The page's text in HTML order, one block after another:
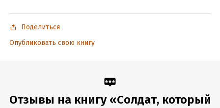
Поделиться
Опубликовать свою книгу
Отзывы на книгу «Солдат, который